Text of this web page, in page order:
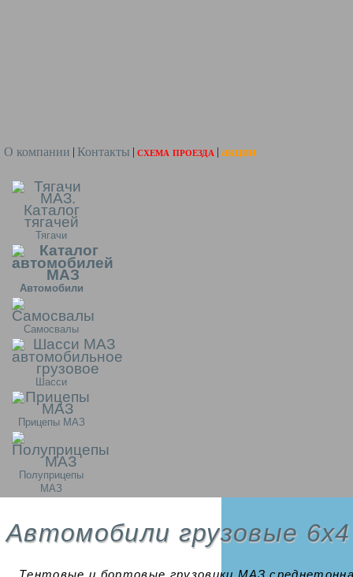
О компании Контакты схема проезда акции
Тягачи
Автомобили
Самосвалы
Шасси
Прицепы МАЗ
Полуприцепы
МАЗ
Автомобили грузовые 6х4